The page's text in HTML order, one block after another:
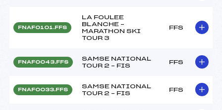
FNAF0101.FFS
LA FOULEE
BLANCHE –
MARATHON SKI
TOUR 3
FFS
FNAF0043.FFS
SAMSE NATIONAL
TOUR 2 – FIS
FFS
FNAF0033.FFS
SAMSE NATIONAL
TOUR 2 – FIS
FFS